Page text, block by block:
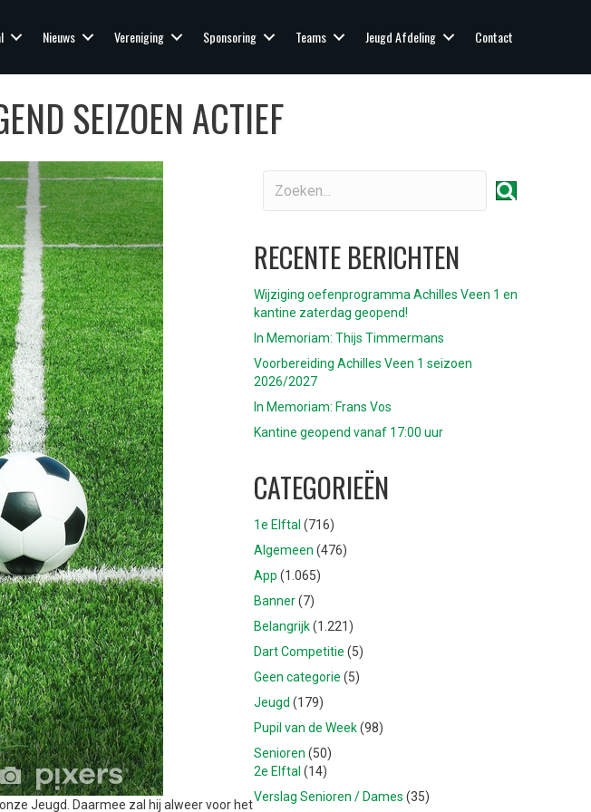
Nieuws Vereniging Sponsoring Teams Jeugd Afdeling Contact
SEIZOEN ACTIEF
Jeugd. Daarmee zal hij alweer voor het
RECENTE BERICHTEN
Wijziging oefenprogramma Achilles Veen 1 en
kantine zaterdag geopend!
In Memoriam: Thijs Timmermans
Voorbereiding Achilles Veen 1 seizoen
2026/2027
In Memoriam: Frans Vos
Kantine geopend vanaf 17:00 uur
CATEGORIEËN
1e Elftal (716)
Algemeen (476)
App (1.065)
Banner(7)
Belangrijk(1.221)
Dart Competitie (5)
Geen categorie (5)
Jeugd (179)
Pupil van de Week(98)
Senioren (50)
2e Elftal (14)
Verslag Senioren / Dames (35)